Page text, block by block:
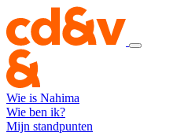
Wie is Nahima
Wie ben ik?
Mijn standpunten